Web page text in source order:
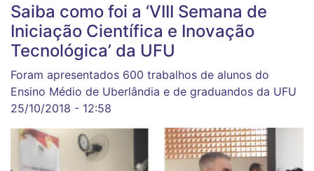
Saiba como foi a ‘VIII Semana de
Iniciação Científica e Inovação
Tecnológica’ da UFU
Foram apresentados 600 trabalhos de alunos do
Ensino Médio de Uberlândia e de graduandos da UFU
25/10/2018 - 12:58